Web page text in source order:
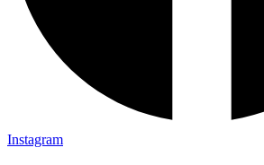
Instagram